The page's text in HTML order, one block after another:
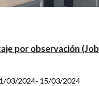
por observación
/03/2024- 15/03/2024